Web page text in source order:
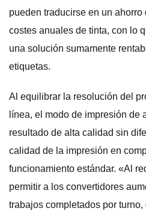
pueden traducirse en un ahorro
costes anuales de tinta, con lo
una solución sumamente
etiquetas.
Al equilibrar la resolución del
línea, el modo de impresión de
resultado de alta calidad sin
calidad de la impresión en
funcionamiento estándar. «Al
permitir a los convertidores
trabajos completados por